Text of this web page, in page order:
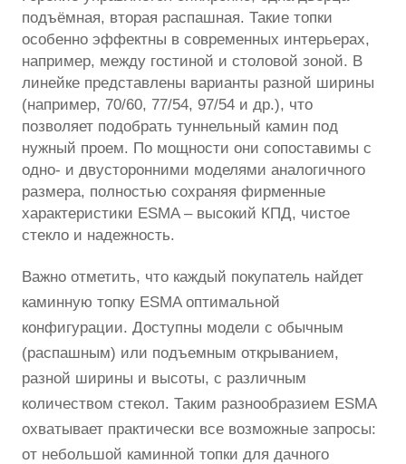
подъёмная, вторая распашная. Такие топки
особенно эффектны в современных интерьерах,
например, между гостиной и столовой зоной. В
линейке представлены варианты разной ширины
(например, 70/60, 77/54, 97/54 и др.), что
позволяет подобрать туннельный камин под
нужный проем. По мощности они сопоставимы с
одно- и двусторонними моделями аналогичного
размера, полностью сохраняя фирменные
характеристики ESMA – высокий КПД, чистое
стекло и надежность.
Важно отметить, что каждый покупатель найдет
каминную топку ESMA оптимальной
конфигурации. Доступны модели с обычным
(распашным) или подъемным открыванием,
разной ширины и высоты, с различным
количеством стекол. Таким разнообразием ESMA
охватывает практически все возможные запросы:
от небольшой каминной топки для дачного